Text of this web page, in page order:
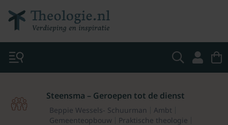
Steensma – Geroepen tot de dienst
Beppie Wessels- Schuurman
Ambt
Gemeenteopbouw
Praktische theologie